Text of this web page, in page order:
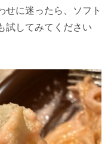
せに迷ったら、ソフト
試してみてください